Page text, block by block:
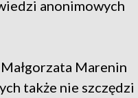
anonimowych
. Małgorzata Marenin
także nie szczędzi